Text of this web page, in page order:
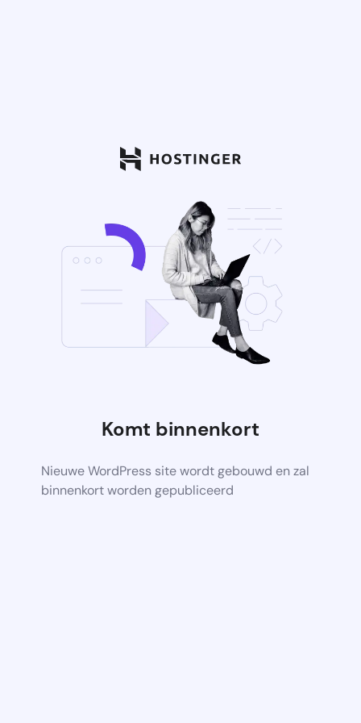
Komt binnenkort
Nieuwe WordPress site wordt gebouwd en zal
binnenkort worden gepubliceerd